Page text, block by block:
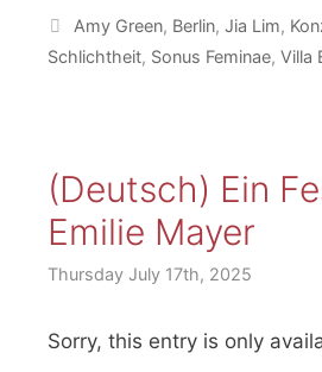
Tags
Amy Green, Berlin, Jia Lim,
Schlichtheit, Sonus Feminae, Villa
(Deutsch) Ein
Emilie Mayer
Thursday July 17th, 2025
Sorry, this entry is only
Notice